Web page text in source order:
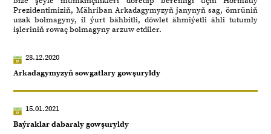
Prezidentimiziň, Mähriban Arkadagymyzyň janynyň sag, ömrüniň
uzak bolmagyny, il ýurt bähbitli, döwlet ähmiýetli ähli tutumly
işleriniň rowaç bolmagyny arzuw etdiler.
28.12.2020
Arkadagymyzyň sowgatlary gowşuryldy
15.01.2021
Baýraklar dabaraly gowşuryldy